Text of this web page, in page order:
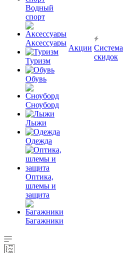
Водный
спорт
Аксессуары
Туризм
Обувь
Сноуборд
Лыжи
Одежда
Оптика,
шлемы и
защита
Багажники
Акции Система
скидок